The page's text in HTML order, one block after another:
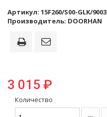
Артикул: 15F260/S00-GLK/9003
Производитель: DOORHAN
3 015 ₽
Количество